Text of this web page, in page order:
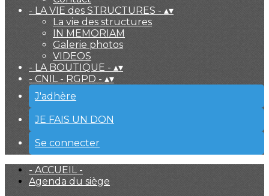
- LA VIE des STRUCTURES - ▴▾
La vie des structures
IN MEMORIAM
Galerie photos
VIDEOS
- LA BOUTIQUE - ▴▾
- CNIL - RGPD - ▴▾
J'adhère
JE FAIS UN DON
Se connecter
- ACCUEIL -
Agenda du siège